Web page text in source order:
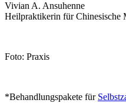
Vivian A. Ansuhenne
Heilpraktikerin für
Foto: Praxis
*Behandlungspakete für